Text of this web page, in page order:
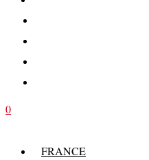
0
FRANCE